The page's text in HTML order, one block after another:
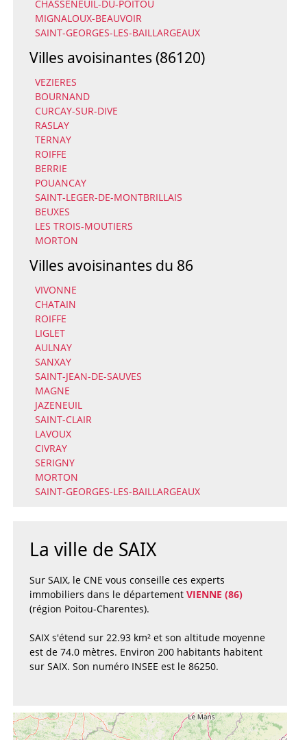
CHASSENEUIL-DU-POITOU
MIGNALOUX-BEAUVOIR
SAINT-GEORGES-LES-BAILLARGEAUX
Villes avoisinantes (86120)
VEZIERES
BOURNAND
CURCAY-SUR-DIVE
RASLAY
TERNAY
ROIFFE
BERRIE
POUANCAY
SAINT-LEGER-DE-MONTBRILLAIS
BEUXES
LES TROIS-MOUTIERS
MORTON
Villes avoisinantes du 86
VIVONNE
CHATAIN
ROIFFE
LIGLET
AULNAY
SANXAY
SAINT-JEAN-DE-SAUVES
MAGNE
JAZENEUIL
SAINT-CLAIR
LAVOUX
CIVRAY
SERIGNY
MORTON
SAINT-GEORGES-LES-BAILLARGEAUX
La ville de SAIX
Sur SAIX, le CNE vous conseille ces experts
immobiliers dans le département VIENNE (86)
(région Poitou-Charentes).
SAIX s'étend sur 22.93 km² et son altitude moyenne
est de 74.0 mètres. Environ 200 habitants habitent
sur SAIX. Son numéro INSEE est le 86250.